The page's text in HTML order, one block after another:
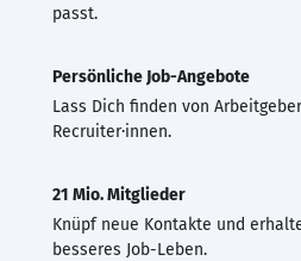
passt.
Persönliche Job-Angebote
Lass Dich finden von
Recruiter·innen.
21 Mio. Mitglieder
Knüpf neue Kontakte und
besseres Job-Leben.